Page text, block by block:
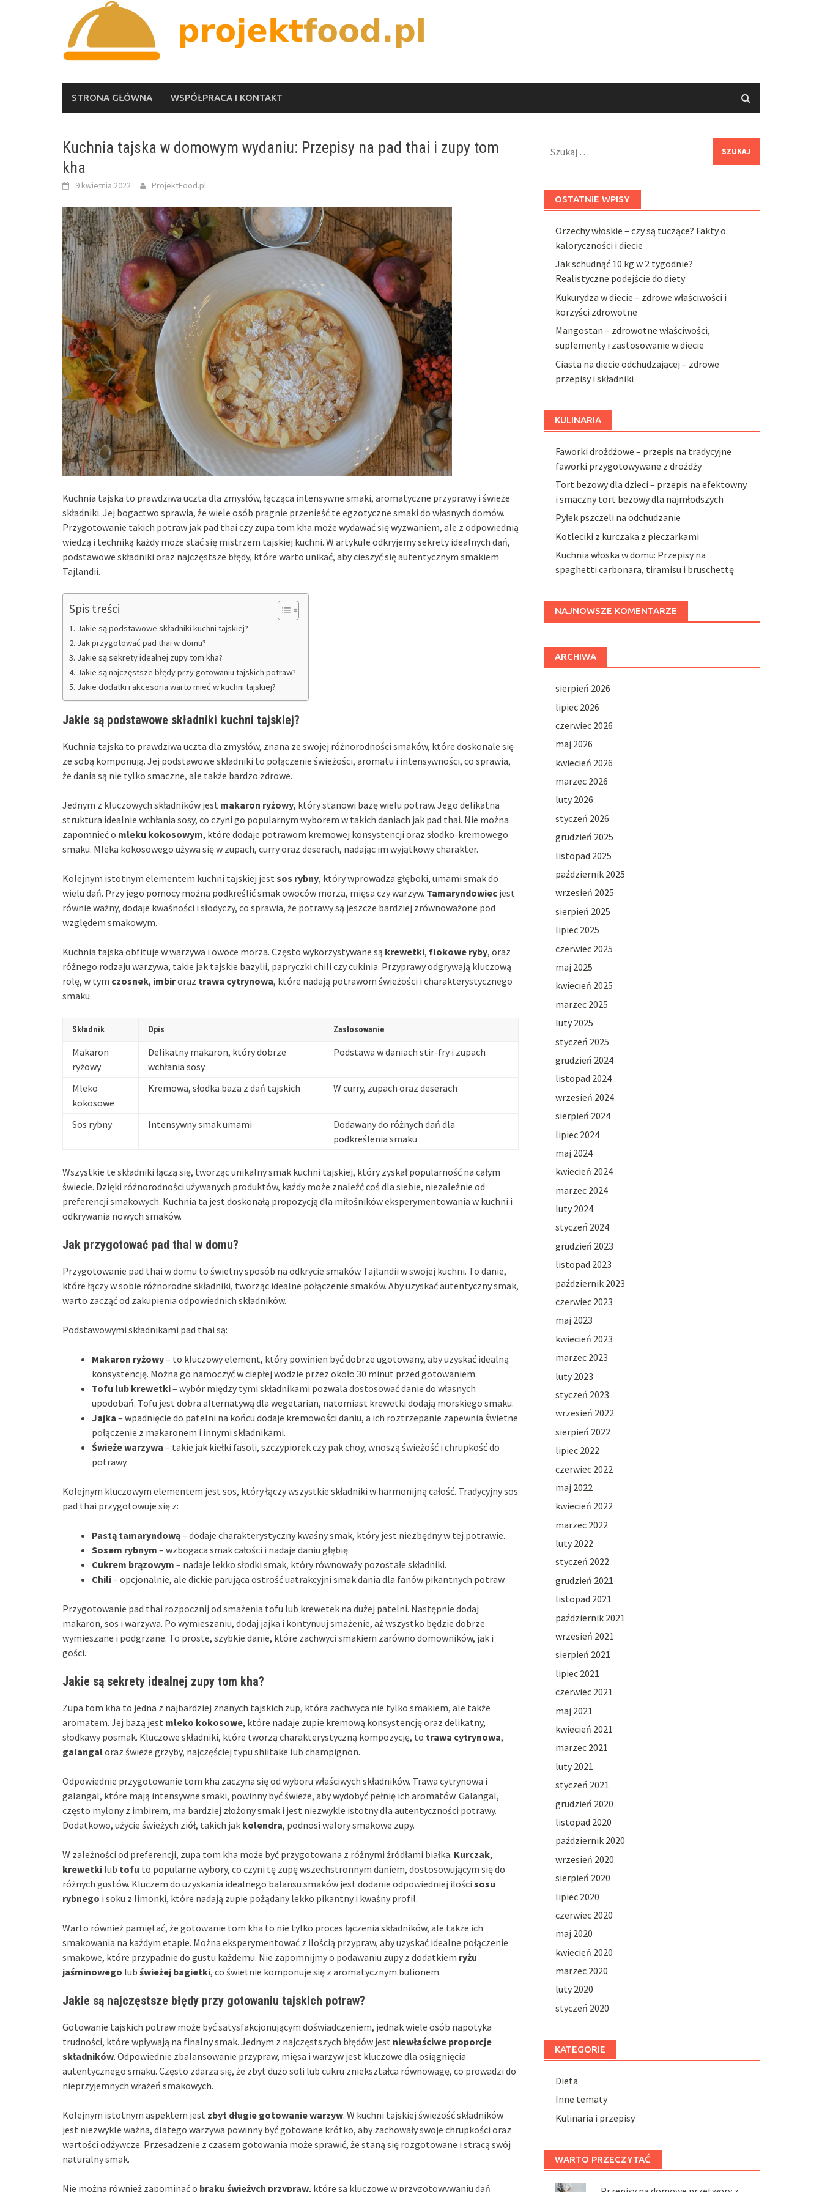
STRONA GŁÓWNA WSPÓŁPRACA I KONTAKT
Kuchnia tajska w domowym wydaniu: Przepisy na pad thai i zupy tom
kha
9 kwietnia 2022 ProjektFood.pl
Kuchnia tajska to prawdziwa uczta dla zmysłów, łącząca intensywne smaki, aromatyczne przyprawy i świeże
składniki. Jej bogactwo sprawia, że wiele osób pragnie przenieść te egzotyczne smaki do własnych domów.
Przygotowanie takich potraw jak pad thai czy zupa tom kha może wydawać się wyzwaniem, ale z odpowiednią
wiedzą i techniką każdy może stać się mistrzem tajskiej kuchni. W artykule odkryjemy sekrety idealnych dań,
podstawowe składniki oraz najczęstsze błędy, które warto unikać, aby cieszyć się autentycznym smakiem
Tajlandii.
Spis treści
Jakie są podstawowe składniki kuchni tajskiej?
Jak przygotować pad thai w domu?
Jakie są sekrety idealnej zupy tom kha?
Jakie są najczęstsze błędy przy gotowaniu tajskich potraw?
Jakie dodatki i akcesoria warto mieć w kuchni tajskiej?
Jakie są podstawowe składniki kuchni tajskiej?
Kuchnia tajska to prawdziwa uczta dla zmysłów, znana ze swojej różnorodności smaków, które doskonale się
ze sobą komponują. Jej podstawowe składniki to połączenie świeżości, aromatu i intensywności, co sprawia,
że dania są nie tylko smaczne, ale także bardzo zdrowe.
Jednym z kluczowych składników jest makaron ryżowy, który stanowi bazę wielu potraw. Jego delikatna
struktura idealnie wchłania sosy, co czyni go popularnym wyborem w takich daniach jak pad thai. Nie można
zapomnieć o mleku kokosowym, które dodaje potrawom kremowej konsystencji oraz słodko-kremowego
smaku. Mleka kokosowego używa się w zupach, curry oraz deserach, nadając im wyjątkowy charakter.
Kolejnym istotnym elementem kuchni tajskiej jest sos rybny, który wprowadza głęboki, umami smak do
wielu dań. Przy jego pomocy można podkreślić smak owoców morza, mięsa czy warzyw. Tamaryndowiec jest
równie ważny, dodaje kwaśności i słodyczy, co sprawia, że potrawy są jeszcze bardziej zrównoważone pod
względem smakowym.
Kuchnia tajska obfituje w warzywa i owoce morza. Często wykorzystywane są krewetki, flokowe ryby, oraz
różnego rodzaju warzywa, takie jak tajskie bazylii, papryczki chili czy cukinia. Przyprawy odgrywają kluczową
rolę, w tym czosnek, imbiroraz trawa cytrynowa, które nadają potrawom świeżości i charakterystycznego
smaku.
Składnik Opis Zastosowanie
Makaron
ryżowy
Delikatny makaron, który dobrze
wchłania sosy
Podstawa w daniach stir-fry i zupach
Mleko
kokosowe
Kremowa, słodka baza z dań tajskich W curry, zupach oraz deserach
Sos rybny Intensywny smak umami
Dodawany do różnych dań dla
podkreślenia smaku
Wszystkie te składniki łączą się, tworząc unikalny smak kuchni tajskiej, który zyskał popularność na całym
świecie. Dzięki różnorodności używanych produktów, każdy może znaleźć coś dla siebie, niezależnie od
preferencji smakowych. Kuchnia ta jest doskonałą propozycją dla miłośników eksperymentowania w kuchni i
odkrywania nowych smaków.
Jak przygotować pad thai w domu?
Przygotowanie pad thai w domu to świetny sposób na odkrycie smaków Tajlandii w swojej kuchni. To danie,
które łączy w sobie różnorodne składniki, tworząc idealne połączenie smaków. Aby uzyskać autentyczny smak,
warto zacząć od zakupienia odpowiednich składników.
Podstawowymi składnikami pad thai są:
Makaron ryżowy– to kluczowy element, który powinien być dobrze ugotowany, aby uzyskać idealną
konsystencję. Można go namoczyć w ciepłej wodzie przez około 30 minut przed gotowaniem.
Tofu lub krewetki– wybór między tymi składnikami pozwala dostosować danie do własnych
upodobań. Tofu jest dobra alternatywą dla wegetarian, natomiast krewetki dodają morskiego smaku.
Jajka – wpadnięcie do patelni na końcu dodaje kremowości daniu, a ich roztrzepanie zapewnia świetne
połączenie z makaronem i innymi składnikami.
Świeże warzywa – takie jak kiełki fasoli, szczypiorek czy pak choy, wnoszą świeżość i chrupkość do
potrawy.
Kolejnym kluczowym elementem jest sos, który łączy wszystkie składniki w harmonijną całość. Tradycyjny sos
pad thai przygotowuje się z:
Pastą tamaryndową– dodaje charakterystyczny kwaśny smak, który jest niezbędny w tej potrawie.
Sosem rybnym – wzbogaca smak całości i nadaje daniu głębię.
Cukrem brązowym – nadaje lekko słodki smak, który równoważy pozostałe składniki.
Chili– opcjonalnie, ale dickie parująca ostrość uatrakcyjni smak dania dla fanów pikantnych potraw.
Przygotowanie pad thai rozpocznij od smażenia tofu lub krewetek na dużej patelni. Następnie dodaj
makaron, sos i warzywa. Po wymieszaniu, dodaj jajka i kontynuuj smażenie, aż wszystko będzie dobrze
wymieszane i podgrzane. To proste, szybkie danie, które zachwyci smakiem zarówno domowników, jak i
gości.
Jakie są sekrety idealnej zupy tom kha?
Zupa tom kha to jedna z najbardziej znanych tajskich zup, która zachwyca nie tylko smakiem, ale także
aromatem. Jej bazą jest mleko kokosowe, które nadaje zupie kremową konsystencję oraz delikatny,
słodkawy posmak. Kluczowe składniki, które tworzą charakterystyczną kompozycję, to trawa cytrynowa,
galangaloraz świeże grzyby, najczęściej typu shiitake lub champignon.
Odpowiednie przygotowanie tom kha zaczyna się od wyboru właściwych składników. Trawa cytrynowa i
galangal, które mają intensywne smaki, powinny być świeże, aby wydobyć pełnię ich aromatów. Galangal,
często mylony z imbirem, ma bardziej złożony smak i jest niezwykle istotny dla autentyczności potrawy.
Dodatkowo, użycie świeżych ziół, takich jak kolendra, podnosi walory smakowe zupy.
W zależności od preferencji, zupa tom kha może być przygotowana z różnymi źródłami białka. Kurczak,
krewetki lub tofu to popularne wybory, co czyni tę zupę wszechstronnym daniem, dostosowującym się do
różnych gustów. Kluczem do uzyskania idealnego balansu smaków jest dodanie odpowiedniej ilości sosu
rybnego i soku z limonki, które nadają zupie pożądany lekko pikantny i kwaśny profil.
Warto również pamiętać, że gotowanie tom kha to nie tylko proces łączenia składników, ale także ich
smakowania na każdym etapie. Można eksperymentować z ilością przypraw, aby uzyskać idealne połączenie
smakowe, które przypadnie do gustu każdemu. Nie zapomnijmy o podawaniu zupy z dodatkiem ryżu
jaśminowego lub świeżej bagietki, co świetnie komponuje się z aromatycznym bulionem.
Jakie są najczęstsze błędy przy gotowaniu tajskich potraw?
Gotowanie tajskich potraw może być satysfakcjonującym doświadczeniem, jednak wiele osób napotyka
trudności, które wpływają na finalny smak. Jednym z najczęstszych błędów jest niewłaściwe proporcje
składników. Odpowiednie zbalansowanie przypraw, mięsa i warzyw jest kluczowe dla osiągnięcia
autentycznego smaku. Często zdarza się, że zbyt dużo soli lub cukru zniekształca równowagę, co prowadzi do
nieprzyjemnych wrażeń smakowych.
Kolejnym istotnym aspektem jest zbyt długie gotowanie warzyw. W kuchni tajskiej świeżość składników
jest niezwykle ważna, dlatego warzywa powinny być gotowane krótko, aby zachowały swoje chrupkości oraz
wartości odżywcze. Przesadzenie z czasem gotowania może sprawić, że staną się rozgotowane i stracą swój
naturalny smak.
Nie można również zapominać o braku świeżych przypraw, które są kluczowe w przygotowywaniu dań
OSTATNIE WPISY
Orzechy włoskie – czy są tuczące? Fakty o
kaloryczności i diecie
Jak schudnąć 10 kg w 2 tygodnie?
Realistyczne podejście do diety
Kukurydza w diecie – zdrowe właściwości i
korzyści zdrowotne
Mangostan – zdrowotne właściwości,
suplementy i zastosowanie w diecie
Ciasta na diecie odchudzającej – zdrowe
przepisy i składniki
KULINARIA
Faworki drożdżowe – przepis na tradycyjne
faworki przygotowywane z drożdży
Tort bezowy dla dzieci – przepis na efektowny
i smaczny tort bezowy dla najmłodszych
Pyłek pszczeli na odchudzanie
Kotleciki z kurczaka z pieczarkami
Kuchnia włoska w domu: Przepisy na
spaghetti carbonara, tiramisu i bruschettę
NAJNOWSZE KOMENTARZE
ARCHIWA
sierpień 2026
lipiec 2026
czerwiec 2026
maj 2026
kwiecień 2026
marzec 2026
luty 2026
styczeń 2026
grudzień 2025
listopad 2025
październik 2025
wrzesień 2025
sierpień 2025
lipiec 2025
czerwiec 2025
maj 2025
kwiecień 2025
marzec 2025
luty 2025
styczeń 2025
grudzień 2024
listopad 2024
wrzesień 2024
sierpień 2024
lipiec 2024
maj 2024
kwiecień 2024
marzec 2024
luty 2024
styczeń 2024
grudzień 2023
listopad 2023
październik 2023
czerwiec 2023
maj 2023
kwiecień 2023
marzec 2023
luty 2023
styczeń 2023
wrzesień 2022
sierpień 2022
lipiec 2022
czerwiec 2022
maj 2022
kwiecień 2022
marzec 2022
luty 2022
styczeń 2022
grudzień 2021
listopad 2021
październik 2021
wrzesień 2021
sierpień 2021
lipiec 2021
czerwiec 2021
maj 2021
kwiecień 2021
marzec 2021
luty 2021
styczeń 2021
grudzień 2020
listopad 2020
październik 2020
wrzesień 2020
sierpień 2020
lipiec 2020
czerwiec 2020
maj 2020
kwiecień 2020
marzec 2020
luty 2020
styczeń 2020
KATEGORIE
Dieta
Inne tematy
Kulinaria i przepisy
WARTO PRZECZYTAĆ